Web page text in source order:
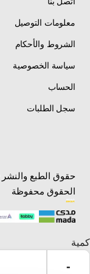
معلومات التوصيل
الشروط والأحكام
سياسة الخصوصية
الحساب
سجل الطلبات
الحقوق محفوظة